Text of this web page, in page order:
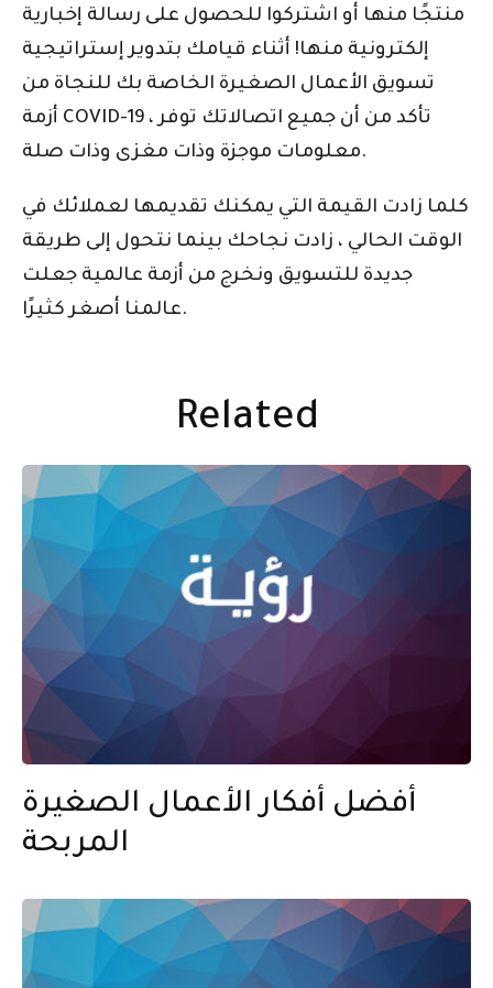
منتجًا منها أو اشتركوا للحصول على رسالة إخبارية
إلكترونية منها! أثناء قيامك بتدوير إستراتيجية
تسويق الأعمال الصغيرة الخاصة بك للنجاة من
أزمة COVID-19 ، تأكد من أن جميع اتصالاتك توفر
معلومات موجزة وذات مغزى وذات صلة.
كلما زادت القيمة التي يمكنك تقديمها لعملائك في
الوقت الحالي ، زادت نجاحك بينما نتحول إلى طريقة
جديدة للتسويق ونخرج من أزمة عالمية جعلت
عالمنا أصغر كثيرًا.
Related
أفضل أفكار الأعمال الصغيرة
المربحة